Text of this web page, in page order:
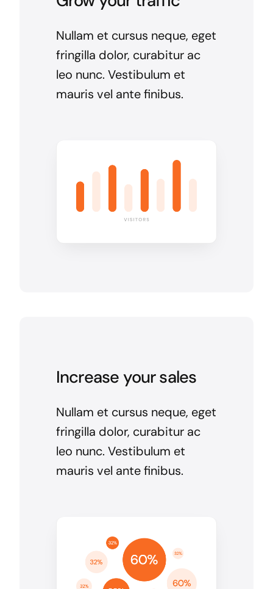
Nullam et cursus neque, eget
fringilla dolor, curabitur ac
leo nunc. Vestibulum et
mauris vel ante finibus.
Increase your sales
Nullam et cursus neque, eget
fringilla dolor, curabitur ac
leo nunc. Vestibulum et
mauris vel ante finibus.